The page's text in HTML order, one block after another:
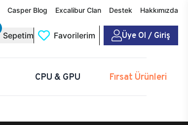
Casper Blog Excalibur Clan Destek Hakkımızda
Sepetim Favorilerim Üye Ol / Giriş
CPU & GPU Fırsat Ürünleri